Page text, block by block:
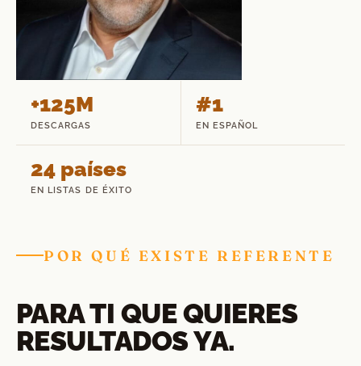
+125M
DESCARGAS
#1
EN ESPAÑOL
24 países
EN LISTAS DE ÉXITO
POR QUÉ EXISTE REFERENTE
PARA TI QUE QUIERES
RESULTADOS YA.